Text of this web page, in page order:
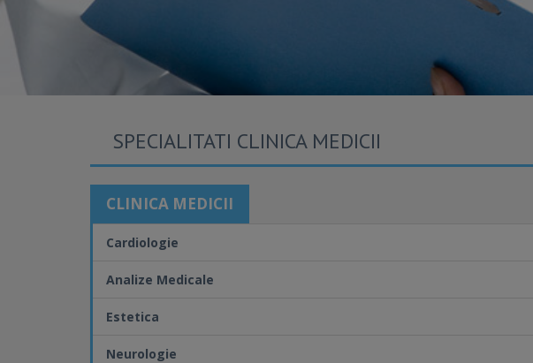
SPECIALITATI CLINICA MEDICII
CLINICA MEDICII
Cardiologie
Analize Medicale
Estetica
Neurologie